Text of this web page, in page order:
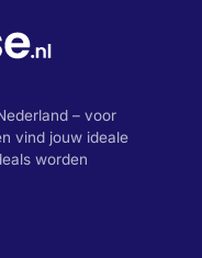
– voor
vind jouw ideale
worden